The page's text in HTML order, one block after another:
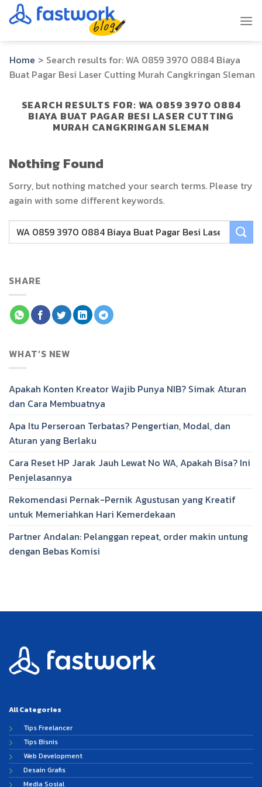
Skip
to
Home > Search results for:WA 0859 3970 0884 Biaya
Buat Pagar Besi Laser Cutting Murah Cangkringan Sleman
SEARCH RESULTS FOR: WA 0859 3970 0884
BIAYA BUAT PAGAR BESI LASER CUTTING
MURAH CANGKRINGAN SLEMAN
Nothing Found
Sorry, but nothing matched your search terms. Please try
again with some different keywords.
SHARE
WHAT’S NEW
Apakah Konten Kreator Wajib Punya NIB? Simak Aturan
dan Cara Membuatnya
Apa Itu Perseroan Terbatas? Pengertian, Modal, dan
Aturan yang Berlaku
Cara Reset HP Jarak Jauh Lewat No WA, Apakah Bisa? Ini
Penjelasannya
Rekomendasi Pernak-Pernik Agustusan yang Kreatif
untuk Memeriahkan Hari Kemerdekaan
Partner Andalan: Pelanggan repeat, order makin untung
dengan Bebas Komisi
All Categories
Tips Freelancer
Tips Bisnis
Web Development
Desain Grafis
Media Sosial